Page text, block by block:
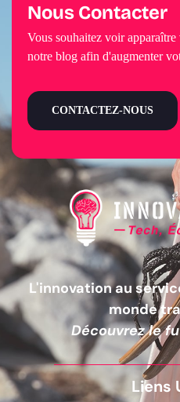
L'innovation au
monde
Découvrez le
Liens
Nous Contacter
Vous souhaitez voir
notre blog afin d'augmenter
CONTACTEZ-NOUS